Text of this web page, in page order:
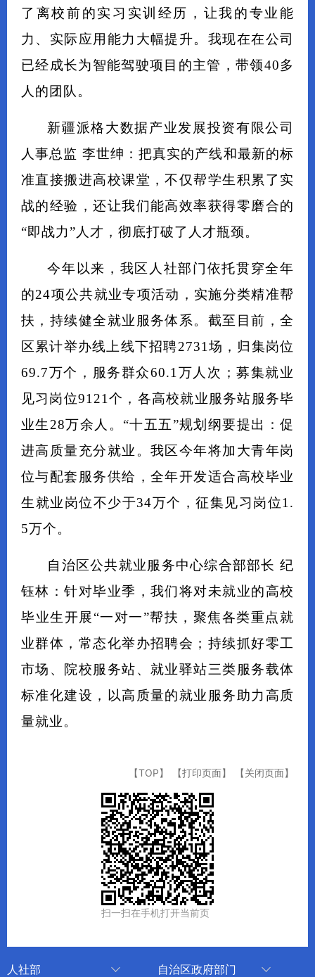
了离校前的实习实训经历，让我的专业能
力、实际应用能力大幅提升。我现在在公司
已经成长为智能驾驶项目的主管，带领40多
人的团队。
新疆派格大数据产业发展投资有限公司
人事总监 李世绅：把真实的产线和最新的标
准直接搬进高校课堂，不仅帮学生积累了实
战的经验，还让我们能高效率获得零磨合的
“即战力”人才，彻底打破了人才瓶颈。
今年以来，我区人社部门依托贯穿全年
的24项公共就业专项活动，实施分类精准帮
扶，持续健全就业服务体系。截至目前，全
区累计举办线上线下招聘2731场，归集岗位
69.7万个，服务群众60.1万人次；募集就业
见习岗位9121个，各高校就业服务站服务毕
业生28万余人。“十五五”规划纲要提出：促
进高质量充分就业。我区今年将加大青年岗
位与配套服务供给，全年开发适合高校毕业
生就业岗位不少于34万个，征集见习岗位1.
5万个。
自治区公共就业服务中心综合部部长 纪
钰林：针对毕业季，我们将对未就业的高校
毕业生开展“一对一”帮扶，聚焦各类重点就
业群体，常态化举办招聘会；持续抓好零工
市场、院校服务站、就业驿站三类服务载体
标准化建设，以高质量的就业服务助力高质
量就业。
【TOP】 【打印页面】 【关闭页面】
扫一扫在手机打开当前页
人社部 自治区政府部门